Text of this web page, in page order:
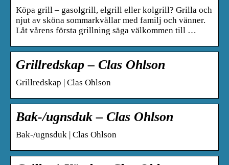
Köpa grill – gasolgrill, elgrill eller kolgrill? Grilla och
njut av sköna sommarkvällar med familj och vänner.
Låt vårens första grillning säga välkommen till …
Grillredskap – Clas Ohlson
Grillredskap | Clas Ohlson
Bak-/ugnsduk – Clas Ohlson
Bak-/ugnsduk | Clas Ohlson